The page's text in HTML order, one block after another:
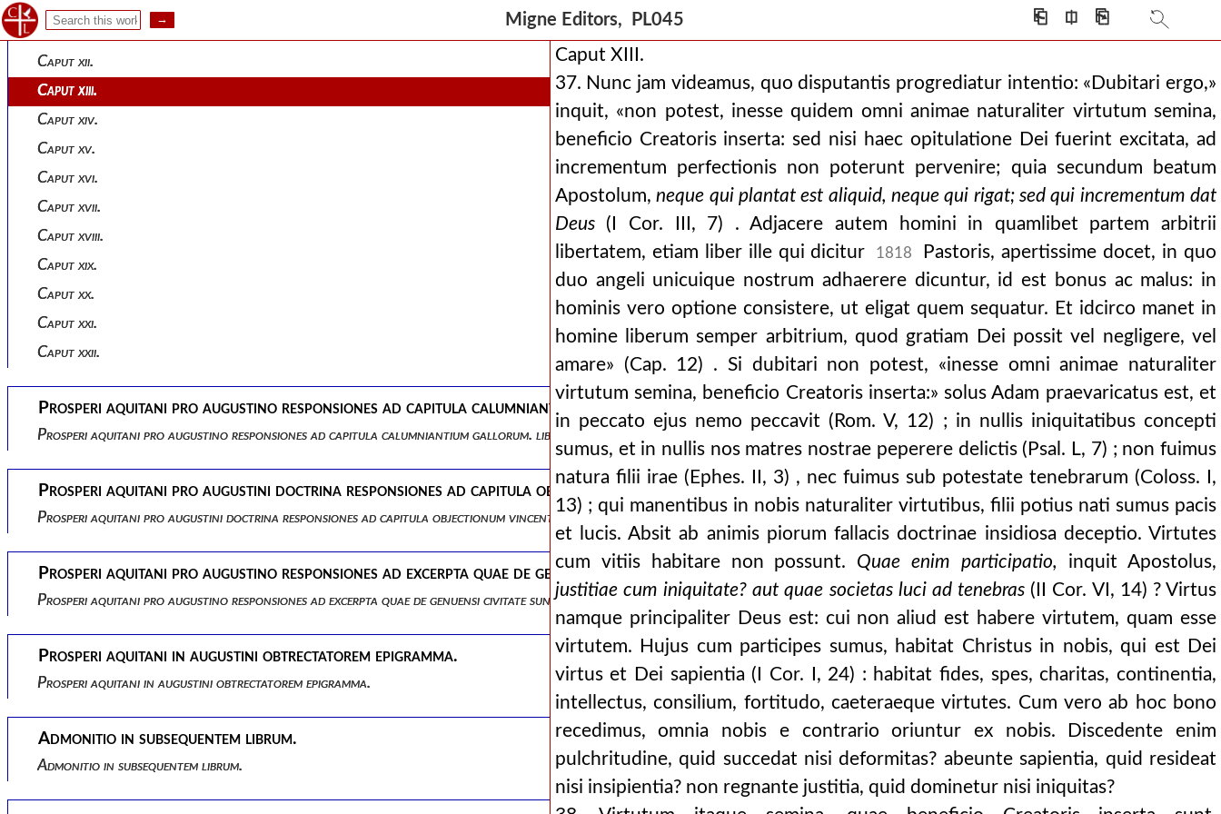
Migne Editors, PL045 ⎗ ⎅ ⎘
Caput xi.
Caput xii.
Caput xiii.
Caput xiv.
Caput xv.
Caput xvi.
Caput xvii.
Caput xviii.
Caput xix.
Caput xx.
Caput xxi.
Caput xxii.
Prosperi aquitani pro augustino responsiones ad capitula calumniantium gallorum. liber unus.
Prosperi aquitani pro augustino responsiones ad capitula calumniantium gallorum. liber unus.
Prosperi aquitani pro augustini doctrina responsiones ad capitula objectionum vincentianarum. . liber unus.
Prosperi aquitani pro augustini doctrina responsiones ad capitula objectionum vincentianarum. . liber unus.
Prosperi aquitani pro augustino responsiones ad excerpta quae de genuensi civitate sunt missa. liber unus.
Prosperi aquitani pro augustino responsiones ad excerpta quae de genuensi civitate sunt missa. liber unus.
Prosperi aquitani in augustini obtrectatorem epigramma.
Prosperi aquitani in augustini obtrectatorem epigramma.
Admonitio in subsequentem librum.
Admonitio in subsequentem librum.
Caput XIII.
37. Nunc jam videamus, quo disputantis progrediatur intentio: «Dubitari ergo,»
inquit, «non potest, inesse quidem omni animae naturaliter virtutum semina,
beneficio Creatoris inserta: sed nisi haec opitulatione Dei fuerint excitata, ad
incrementum perfectionis non poterunt pervenire; quia secundum beatum
Apostolum,neque qui plantat est aliquid, neque qui rigat; sed qui incrementum dat
Deus(I Cor. III, 7) . Adjacere autem homini in quamlibet partem arbitrii
libertatem, etiam liber ille qui dicitur
1818
Pastoris, apertissime docet, in quo
duo angeli unicuique nostrum adhaerere dicuntur, id est bonus ac malus: in
hominis vero optione consistere, ut eligat quem sequatur. Et idcirco manet in
homine liberum semper arbitrium, quod gratiam Dei possit vel negligere, vel
amare» (Cap. 12) . Si dubitari non potest, «inesse omni animae naturaliter
virtutum semina, beneficio Creatoris inserta:» solus Adam praevaricatus est, et
in peccato ejus nemo peccavit (Rom. V, 12) ; in nullis iniquitatibus concepti
sumus, et in nullis nos matres nostrae peperere delictis (Psal. L, 7) ; non fuimus
natura filii irae (Ephes. II, 3) , nec fuimus sub potestate tenebrarum (Coloss. I,
13) ; qui manentibus in nobis naturaliter virtutibus, filii potius nati sumus pacis
et lucis. Absit ab animis piorum fallacis doctrinae insidiosa deceptio. Virtutes
cum vitiis habitare non possunt. Quae enim participatio,
inquit Apostolus,
justitiae cum iniquitate? aut quae societas luci ad tenebras (II Cor. VI, 14) ? Virtus
namque principaliter Deus est: cui non aliud est habere virtutem, quam esse
virtutem. Hujus cum participes sumus, habitat Christus in nobis, qui est Dei
virtus et Dei sapientia (I Cor. I, 24) : habitat fides, spes, charitas, continentia,
intellectus, consilium, fortitudo, caeteraeque virtutes. Cum vero ab hoc bono
recedimus, omnia nobis e contrario oriuntur ex nobis. Discedente enim
pulchritudine, quid succedat nisi deformitas? abeunte sapientia, quid resideat
nisi insipientia? non regnante justitia, quid dominetur nisi iniquitas?